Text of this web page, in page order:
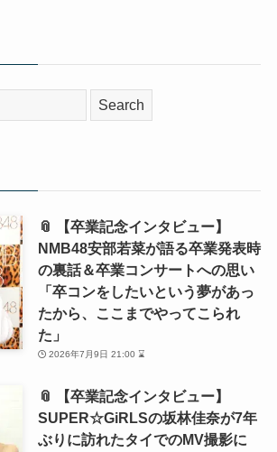
📎 【卒業記念インタビュー】
NMB48安部若菜が語る卒業発表時
の裏話＆卒業コンサートへの思い
「卒コンをしたいという夢があっ
たから、ここまでやってこられ
た」
2026年7月9日 21:00 ⌛
📎 【卒業記念インタビュー】
SUPER☆GiRLSの坂林佳奈が7年
ぶりに訪れたタイでのMV撮影に